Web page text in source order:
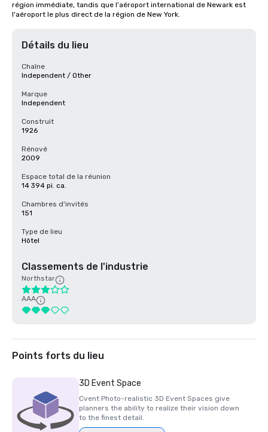
région immédiate, tandis que l'aéroport international de Newark est
l'aéroport le plus direct de la région de New York.
Détails du lieu
Chaîne
Independent / Other
Marque
Independent
Construit
1926
Rénové
2009
Espace total de la réunion
14 394 pi. ca.
Chambres d'invités
151
Type de lieu
Hôtel
Classements de l'industrie
Northstar
AAA
Points forts du lieu
3D Event Space
Cvent Photo-realistic 3D Event Spaces give
planners the ability to realize their vision down
to the finest detail.